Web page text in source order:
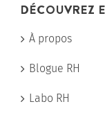
DÉCOUVREZ
À propos
Blogue RH
Labo RH